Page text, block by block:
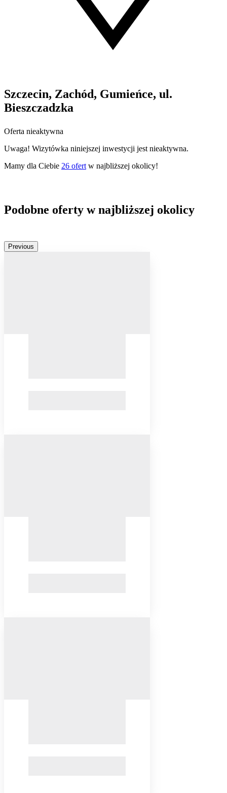
Szczecin, Zachód, Gumieńce, ul.
Bieszczadzka
Oferta nieaktywna
Uwaga! Wizytówka niniejszej inwestycji jest nieaktywna.
Mamy dla Ciebie 26 ofert w najbliższej okolicy!
Podobne oferty w najbliższej okolicy
Previous